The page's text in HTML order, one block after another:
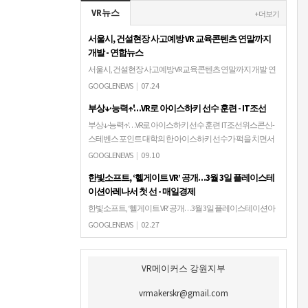
VR뉴스 + 더보기
서울시, 건설현장 사고예방 VR 교육콘텐츠 연말까지
개발 - 연합뉴스
서울시, 건설현장 사고예방 VR 교육콘텐츠 연말까지 개발 연
합뉴스(서울=연합뉴스) 윤고은 기자 = 서울시는 건설근로자
험할 수 있는 가상현실 교육 콘텐츠를 …
GOOGLENEWS | 07.24
부상↓·능력↑'…VR로 아이스하키 선수 훈련 - IT조선
부상↓·능력↑'…VR로 아이스하키 선수 훈련 IT조선위스콘신-
스테벤스 포인트 대학의 한 아이스하키 선수가 퍽을 치면서
수비수를 피한다. 그런데 빙판 위가 아니다. 텅 빈 방에서 가상
GOOGLENEWS | 09.10
한빛소프트, ‘헬게이트 VR’ 공개…3월 3일 플레이스테
이션아레나서 첫 선 - 매일경제
한빛소프트, ‘헬게이트 VR’ 공개…3월 3일 플레이스테이션아
레나서 첫 선 매일경제한빛소프트(대표 김유라)는 가상현실
(VR) 게임 '헬게이트 VR'을 오는 3월 3일부터 이틀간 서울 광진
구 예스24 라이브홀에서 열…
GOOGLENEWS | 02.27
VR메이커스 강원지부
vrmakerskr@gmail.com